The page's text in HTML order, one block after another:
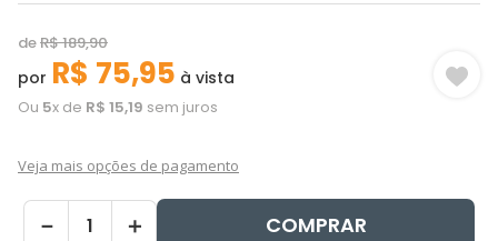
deR$189,90
por R$ 75,95 à vista
Ou 5x de R$ 15,19 sem juros
Veja mais opções de pagamento
＋
－ COMPRAR